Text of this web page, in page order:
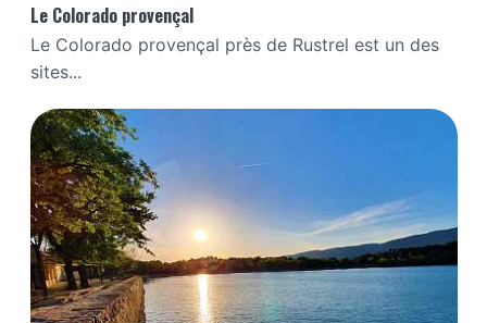
Le Colorado provençal
Le Colorado provençal près de Rustrel est un des
sites...